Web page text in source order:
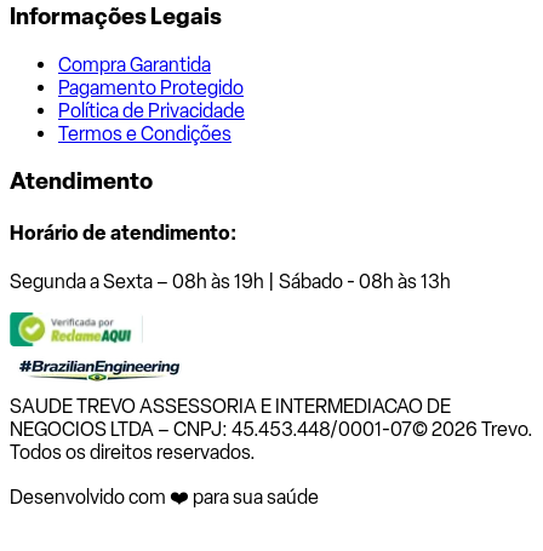
Informações Legais
Compra Garantida
Pagamento Protegido
Política de Privacidade
Termos e Condições
Atendimento
Horário de atendimento:
Segunda a Sexta – 08h às 19h | Sábado - 08h às 13h
SAUDE TREVO ASSESSORIA E INTERMEDIACAO DE
NEGOCIOS LTDA – CNPJ: 45.453.448/0001-07© 2026 Trevo.
Todos os direitos reservados.
Desenvolvido com ❤️ para sua saúde